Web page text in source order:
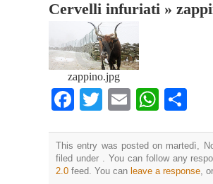
Cervelli infuriati »
zappino.jpg
Facebook
TwitterEmail
This entry was posted on martedì,
filed under . You can follow any
2.0 feed. You can leave a response ,